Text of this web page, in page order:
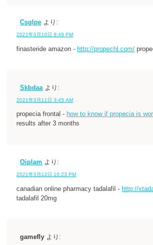
Csglpe より:
2021年3月10日 8:49 PM
finasteride amazon - http://propechl.com/
Skbdaa より:
2021年3月11日 3:45 AM
propecia frontal - how to know if propecia is
results after 3 months
Oiplam より:
2021年3月12日 10:23 PM
canadian online pharmacy tadalafil - http://
tadalafil 20mg
gamefly より: